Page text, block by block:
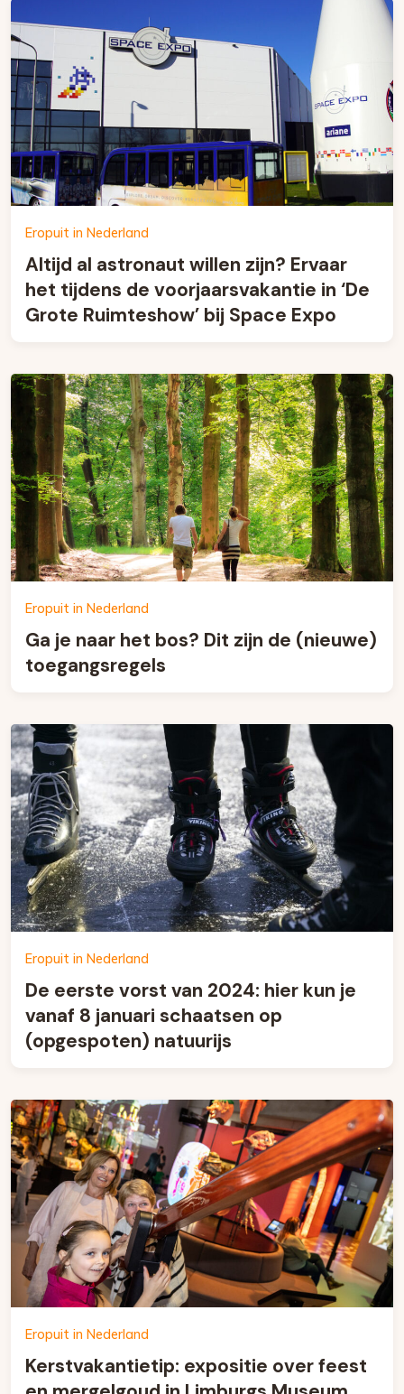
Eropuit in Nederland
Altijd al astronaut willen zijn? Ervaar
het tijdens de voorjaarsvakantie in ‘De
Grote Ruimteshow’ bij Space Expo
Eropuit in Nederland
Ga je naar het bos? Dit zijn de (nieuwe)
toegangsregels
Eropuit in Nederland
De eerste vorst van 2024: hier kun je
vanaf 8 januari schaatsen op
(opgespoten) natuurijs
Eropuit in Nederland
Kerstvakantietip: expositie over feest